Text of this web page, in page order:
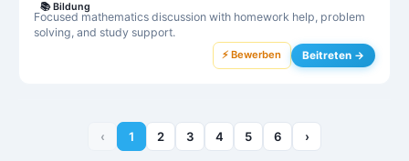
Focused mathematics discussion with homework help, problem
solving, and study support.
📚 Bildung
⚡ Bewerben Beitreten →
‹ 1 2 3 4 5 6 ›